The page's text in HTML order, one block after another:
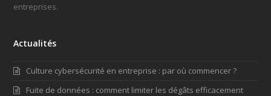
entreprises.
Actualités
Culture cybersécurité en entreprise : par où commencer ?
Fuite de données : comment limiter les dégâts efficacement